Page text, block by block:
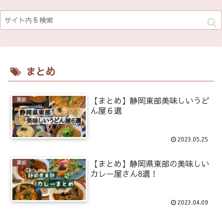
まとめ
東部
【まとめ】静岡東部美味しいうど
ん屋６選
2023.05.25
東部
【まとめ】静岡県東部の美味しい
カレー屋さん8選！
2023.04.09